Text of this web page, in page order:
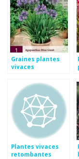
Graines plantes
vivaces
Plantes vivaces
retombantes